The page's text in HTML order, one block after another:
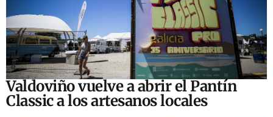
Valdoviño vuelve a abrir el Pantín
Classic a los artesanos locales